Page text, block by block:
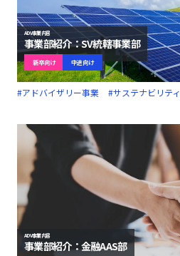
ADV事業内容
事業部紹介：SV統轄事業部
新卒向け 中途向け
#アドバイザリー事業 #サステナビリティ
ADV事業内容
事業部紹介：金融AAS部